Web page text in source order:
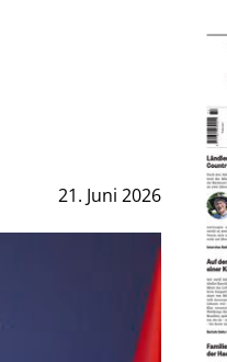
21. Juni 2026